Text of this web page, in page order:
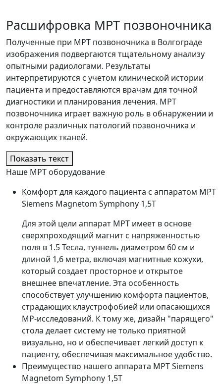
Расшифровка МРТ позвоночника
Полученные при МРТ позвоночника в Волгограде
изображения подвергаются тщательному анализу
опытными радиологами. Результаты
интерпретируются с учетом клинической истории
пациента и предоставляются врачам для точной
диагностики и планирования лечения. МРТ
позвоночника играет важную роль в обнаружении и
контроле различных патологий позвоночника и
окружающих тканей.
Показать текст
Наше МРТ оборудование
Комфорт для каждого пациента с аппаратом МРТ
Siemens Magnetom Symphony 1,5Т
Для этой цели аппарат МРТ имеет в основе
сверхпроходящий магнит с напряженностью
поля в 1.5 Тесла, туннель диаметром 60 см и
длиной 1,6 метра, включая магнитные кожухи,
который создает просторное и открытое
внешнее впечатление. Эта особенность
способствует улучшению комфорта пациентов,
страдающих клаустрофобией или опасающихся
МР-исследований. К тому же, дизайн "парящего"
стола делает систему не только приятной
визуально, но и обеспечивает легкий доступ к
пациенту, обеспечивая максимальное удобство.
Преимущество нашего аппарата МРТ Siemens
Magnetom Symphony 1,5Т